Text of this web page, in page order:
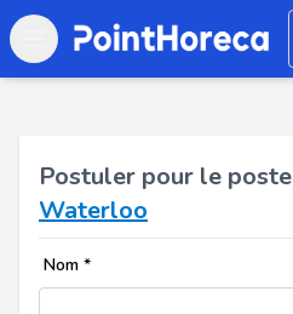
Open main menu
Postuler pour le poste
Waterloo
Nom *